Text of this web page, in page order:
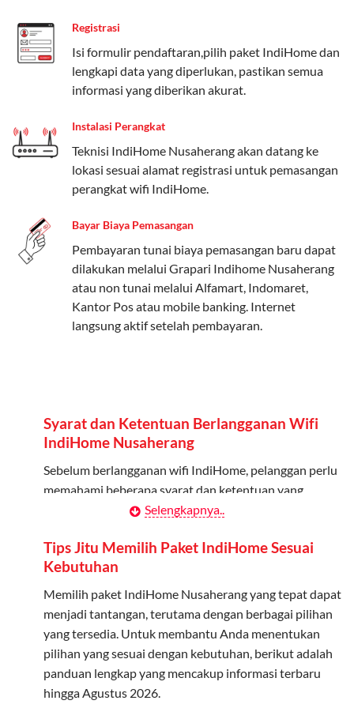
Complete untuk yang menginginkan fitur lengkap,
dan Paket Dynamic IP untuk pengguna yang
memprioritaskan kecepatan internet tinggi.
Salah satu fitur unggulan Telkomsel One adalah Paket
Kuota Keluarga. Dengan kuota hingga 30 GB, Anda
bisa membagikan internet kepada anggota keluarga
atau teman tanpa perlu khawatir kehabisan kuota.
Kuota Keluarga 30 GB
Kuota ini dapat digunakan secara bersama-sama oleh
Admin (pelanggan utama) dan anggota yang terdaftar.
Bisa Dibagi Hingga 5 Anggota
Kuota keluarga bisa digunakan di seluruh Indonesia
Tidak Berlaku untuk Roaming
Kuota ini hanya bisa digunakan di dalam negeri.
Cara Menggunakan Kuota Keluarga
Daftarkan Anggota: Admin dapat mendaftarkan anggota
melalui aplikasi MyTelkomsel atau website Telkomsel One.
Bagikan Kuota: Setelah terdaftar, anggota bisa langsung
menggunakan kuota keluarga.
Pantau Penggunaan: Admin dapat memantau penggunaan
Registrasi
Isi formulir pendaftaran,pilih paket IndiHome dan
lengkapi data yang diperlukan, pastikan semua
informasi yang diberikan akurat.
Instalasi Perangkat
Teknisi IndiHome Nusaherang akan datang ke
lokasi sesuai alamat registrasi untuk pemasangan
perangkat wifi IndiHome.
Bayar Biaya Pemasangan
Pembayaran tunai biaya pemasangan baru dapat
dilakukan melalui Grapari Indihome Nusaherang
atau non tunai melalui Alfamart, Indomaret,
Kantor Pos atau mobile banking. Internet
langsung aktif setelah pembayaran.
Syarat dan Ketentuan Berlangganan Wifi
IndiHome Nusaherang
Sebelum berlangganan wifi IndiHome, pelanggan perlu
memahami beberapa syarat dan ketentuan yang
Kontrak Berlangganan
Pelanggan harus menandatangani Kontrak
Berlangganan yang mencakup data pelanggan, jenis
layanan indihome Nusaherang yang dipilih, serta syarat
dan ketentuan yang berlaku. Kontrak ini dapat diubah
atau ditambah sesuai kebutuhan.
Biaya Pasang Baru (PSB)
Selengkapnya..
Tips Jitu Memilih Paket IndiHome Sesuai
Kebutuhan
Memilih paket IndiHome Nusaherang yang tepat dapat
menjadi tantangan, terutama dengan berbagai pilihan
yang tersedia. Untuk membantu Anda menentukan
pilihan yang sesuai dengan kebutuhan, berikut adalah
panduan lengkap yang mencakup informasi terbaru
hingga Agustus 2026.